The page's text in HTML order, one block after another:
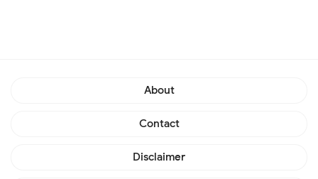
About
Contact
Disclaimer